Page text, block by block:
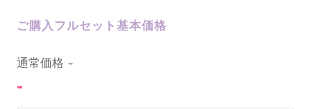
ご購入フルセット基本価格
通常価格 -
-